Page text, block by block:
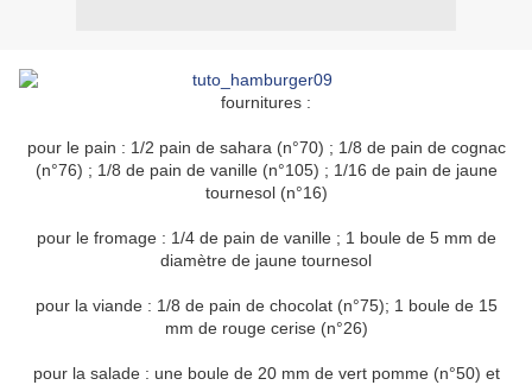
fournitures :
pour le pain : 1/2 pain de sahara (n°70) ; 1/8 de pain de cognac
(n°76) ; 1/8 de pain de vanille (n°105) ; 1/16 de pain de jaune
tournesol (n°16)
pour le fromage : 1/4 de pain de vanille ; 1 boule de 5 mm de
diamètre de jaune tournesol
pour la viande : 1/8 de pain de chocolat (n°75); 1 boule de 15
mm de rouge cerise (n°26)
pour la salade : une boule de 20 mm de vert pomme (n°50) et